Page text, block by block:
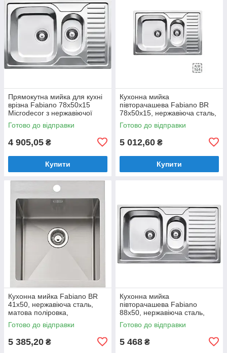
Прямокутна мийка для кухні
врізна Fabiano 78x50x15
Microdecor з нержавіючої
сталі з двома чашами і
крилом.
Готово до відправки
4 905,05 ₴
Купити
Кухонна мийка
півторачашева Fabiano BR
78x50x15, нержавіюча сталь,
матова поліровка
(8213.401.0012)
Готово до відправки
5 012,60 ₴
Купити
Кухонна мийка Fabiano BR
41x50, нержавіюча сталь,
матова поліровка,
одночашева без крила
(8213.401.0925)
Готово до відправки
5 385,20 ₴
Кухонна мийка
півторачашева Fabiano
88x50, нержавіюча сталь,
врізна, мікродекор
(8211.401.0449)
Готово до відправки
5 468 ₴